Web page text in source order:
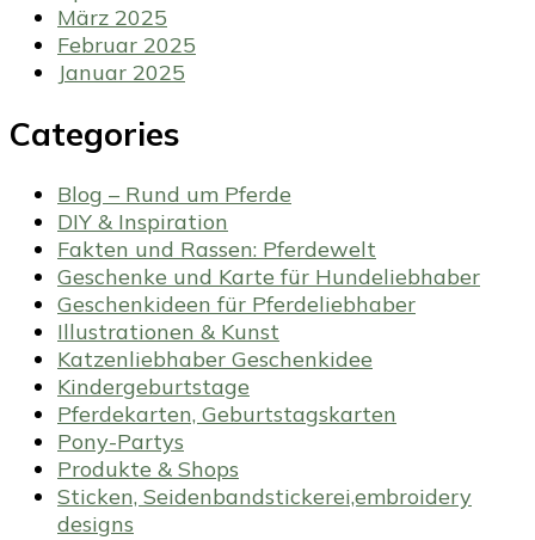
März 2025
Februar 2025
Januar 2025
Categories
Blog – Rund um Pferde
DIY & Inspiration
Fakten und Rassen: Pferdewelt
Geschenke und Karte für Hundeliebhaber
Geschenkideen für Pferdeliebhaber
Illustrationen & Kunst
Katzenliebhaber Geschenkidee
Kindergeburtstage
Pferdekarten, Geburtstagskarten
Pony-Partys
Produkte & Shops
Sticken, Seidenbandstickerei,embroidery
designs